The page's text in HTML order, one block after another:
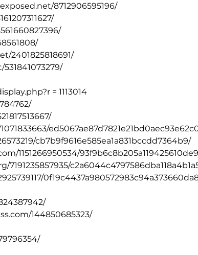
8712906595196/
2401825818691/
= 1113014
cb7b9f9616e585ea1a831bccdd7364b9/
1151266950534/
144850685323/